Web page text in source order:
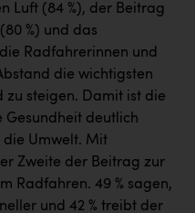
Luft (84 %), der Beitrag
%) und das
Radfahrerinnen und
die wichtigsten
zu steigen. Damit ist die
Gesundheit deutlich
die Umwelt. Mit
Zweite der Beitrag zur
Radfahren. 49 % sagen,
und 42 % treibt der